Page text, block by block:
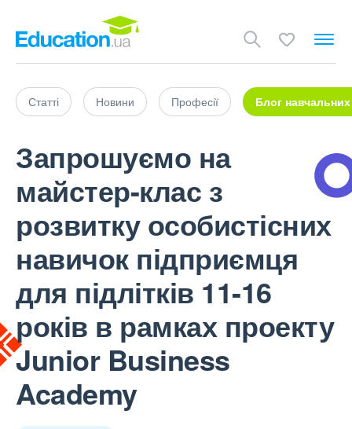
Статті Новини Професії Блог навчальних
Запрошуємо на
майстер-клас з
розвитку особистісних
навичок підприємця
для підлітків 11-16
років в рамках проекту
Junior Business
Academy